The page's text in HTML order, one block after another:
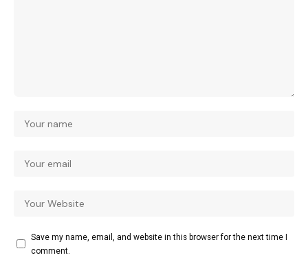
Save my name, email, and website in this browser for the next time I
comment.